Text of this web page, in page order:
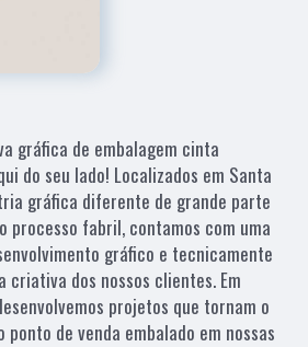
gráfica de embalagem cinta
do seu lado! Localizados em Santa
gráfica diferente de grande parte
processo fabril, contamos com uma
gráfico e tecnicamente
dos nossos clientes. Em
projetos que tornam o
de venda embalado em nossas